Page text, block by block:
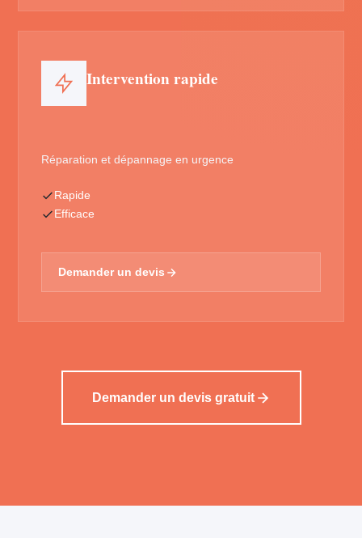
Intervention rapide
Réparation et dépannage en urgence
Rapide
Efficace
Demander un devis
Demander un devis gratuit